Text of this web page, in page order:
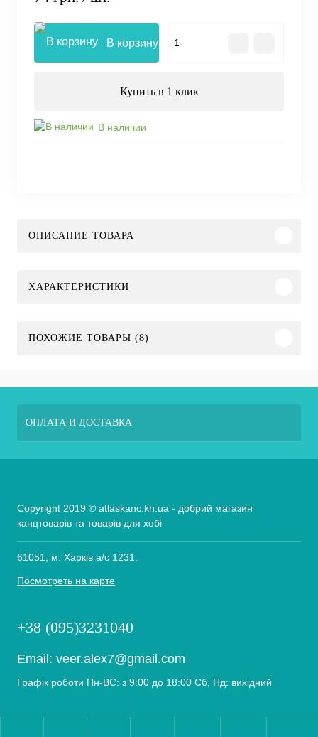
В корзину
Купить в 1 клик
В наличии
ОПИСАНИЕ ТОВАРА
ХАРАКТЕРИСТИКИ
ПОХОЖИЕ ТОВАРЫ (8)
ОПЛАТА И ДОСТАВКА
Copyright 2019 © atlaskanc.kh.ua - добрий магазин
канцтоварів та товарів для хобі
61051, м. Харків а/с 1231.
Посмотреть на карте
+38 (095)3231040
Email: veer.alex7@gmail.com
Графік роботи Пн-ВС: з 9:00 до 18:00 Сб, Нд: вихідний